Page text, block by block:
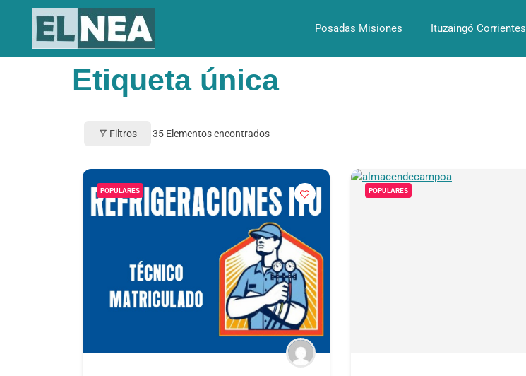
Posadas Misiones Ituzaingó Corrientes
Etiqueta única
Filtros 35 Elementos encontrados
POPULARES POPULARES